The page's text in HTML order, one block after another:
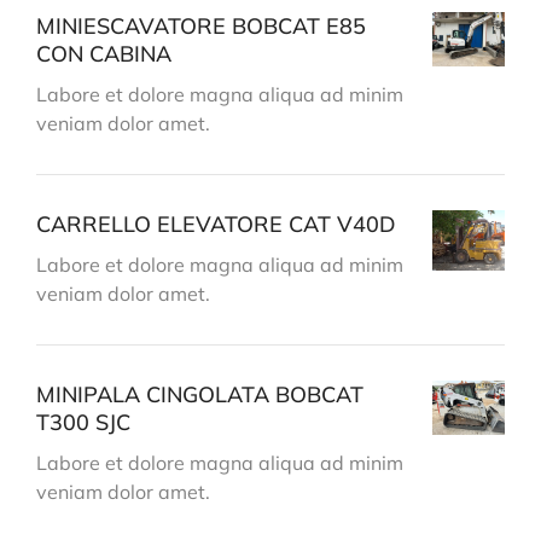
MINIESCAVATORE BOBCAT E85
CON CABINA
Labore et dolore magna aliqua ad minim
veniam dolor amet.
CARRELLO ELEVATORE CAT V40D
Labore et dolore magna aliqua ad minim
veniam dolor amet.
MINIPALA CINGOLATA BOBCAT
T300 SJC
Labore et dolore magna aliqua ad minim
veniam dolor amet.